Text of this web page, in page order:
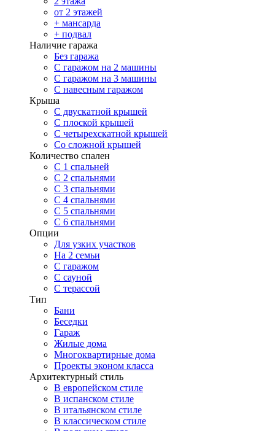
от 2 этажей
+ мансарда
+ подвал
Наличие гаража
Без гаража
С гаражом на 2 машины
С гаражом на 3 машины
С навесным гаражом
Крыша
С двускатной крышей
С плоской крышей
С четырехскатной крышей
Со сложной крышей
Количество спален
С 1 спальней
С 2 спальнями
С 3 спальнями
С 4 спальнями
С 5 спальнями
С 6 спальнями
Опции
Для узких участков
На 2 семьи
С гаражом
С сауной
С терассой
Тип
Бани
Беседки
Гараж
Жилые дома
Многоквартирные дома
Проекты эконом класса
Архитектурный стиль
В европейском стиле
В испанском стиле
В итальянском стиле
В классическом стиле